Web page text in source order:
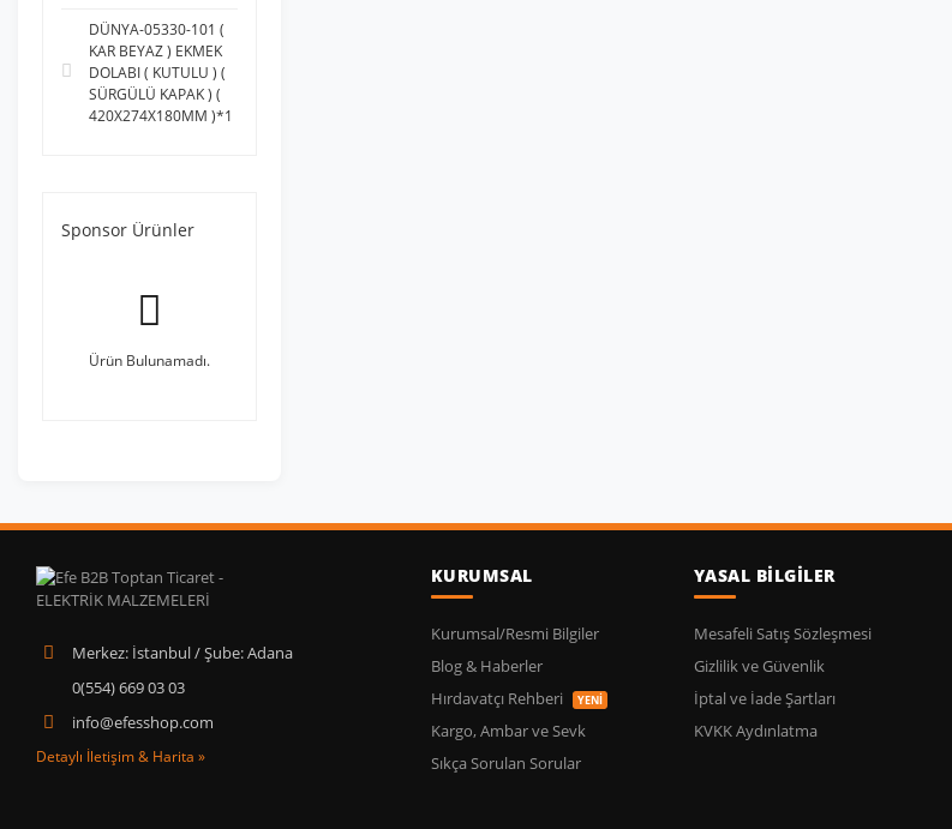
DÜNYA-05330-101 (
KAR BEYAZ ) EKMEK
DOLABI ( KUTULU ) (
SÜRGÜLÜ KAPAK ) (
420X274X180MM )*1
Sponsor Ürünler
Ürün Bulunamadı.
Merkez: İstanbul / Şube: Adana
0(554) 669 03 03
info@efesshop.com
Detaylı İletişim & Harita »
KURUMSAL
Kurumsal/Resmi Bilgiler
Blog & Haberler
Hırdavatçı Rehberi
YENİ
Kargo, Ambar ve Sevk
Sıkça Sorulan Sorular
YASAL BİLGİLER
Mesafeli Satış Sözleşmesi
Gizlilik ve Güvenlik
İptal ve İade Şartları
KVKK Aydınlatma